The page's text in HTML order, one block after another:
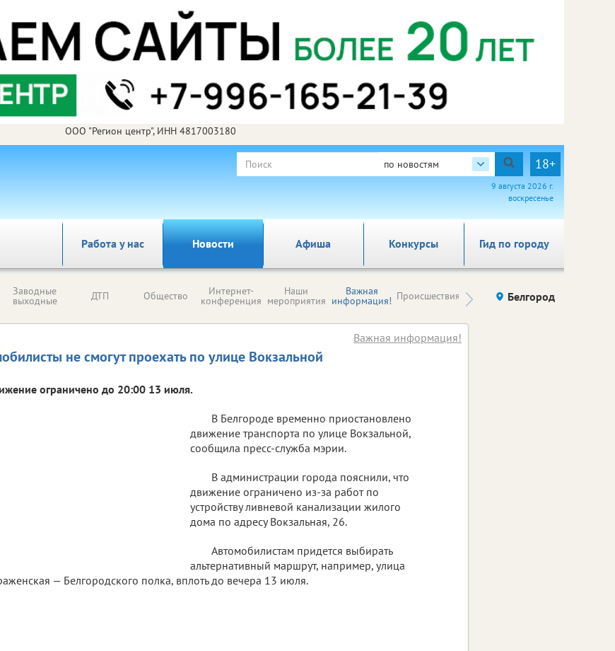
ООО "Регион центр", ИНН 4817003180
по новостям 18+
9 августа 2026 г.
воскресенье
Работа у нас Новости Афиша Гид по городу
Конкурсы
Заводные
выходные ДТП Общество Интернет-
конференция
Наши
мероприятия
Важная
информация! Происшествия Здоровье компаний (на
правах
Белгород
не смогут проехать по улице Вокзальной
Важная информация!
ограничено до 20:00 13 июля.
В Белгороде временно приостановлено
движение транспорта по улице Вокзальной,
сообщила пресс-служба мэрии.
В администрации города пояснили, что
движение ограничено из-за работ по
устройству ливневой канализации жилого
дома по адресу Вокзальная, 26.
Автомобилистам придется выбирать
альтернативный маршрут, например, улица
— Белгородского полка, вплоть до вечера 13 июля.